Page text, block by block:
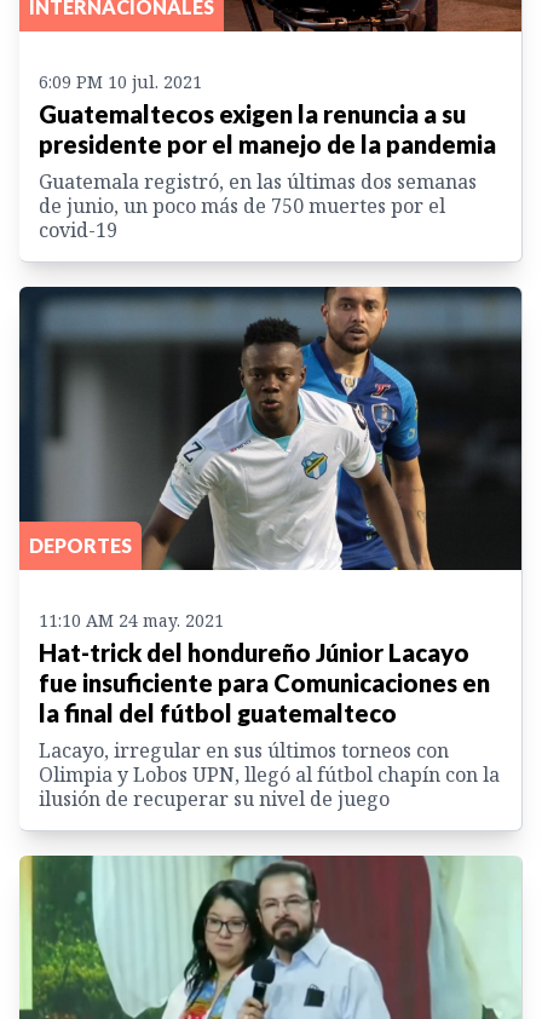
INTERNACIONALES
6:09 PM 10 jul. 2021
Guatemaltecos exigen la renuncia a su
presidente por el manejo de la pandemia
Guatemala registró, en las últimas dos semanas
de junio, un poco más de 750 muertes por el
covid-19
DEPORTES
11:10 AM 24 may. 2021
Hat-trick del hondureño Júnior Lacayo
fue insuficiente para Comunicaciones en
la final del fútbol guatemalteco
Lacayo, irregular en sus últimos torneos con
Olimpia y Lobos UPN, llegó al fútbol chapín con la
ilusión de recuperar su nivel de juego